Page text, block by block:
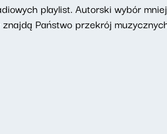
playlist. Autorski wybór
Państwo przekrój